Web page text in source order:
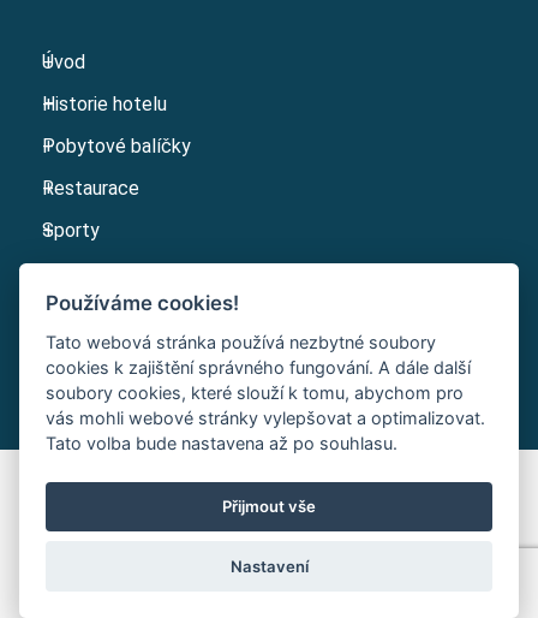
Úvod
Historie hotelu
Pobytové balíčky
Restaurace
Sporty
Kontakt
© 2026 | Sport V Hotel Hrotovice - Všechna práva vyhrazena
Code & Design by: Symphony Studio
Používáme cookies!
Tato webová stránka používá nezbytné soubory
cookies k zajištění správného fungování. A dále další
soubory cookies, které slouží k tomu, abychom pro
vás mohli webové stránky vylepšovat a optimalizovat.
Tato volba bude nastavena až po souhlasu.
Přijmout vše
Nastavení